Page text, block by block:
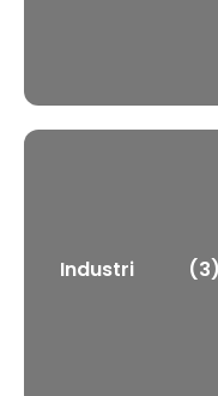
Industri (3)